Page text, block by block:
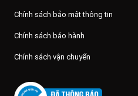
Chính sách bảo mật thông tin
Chính sách bảo hành
Chính sách vận chuyển